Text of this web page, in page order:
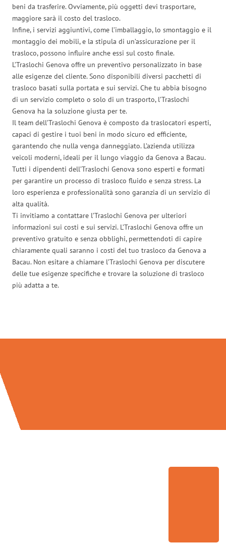
beni da trasferire. Ovviamente, più oggetti devi trasportare,
maggiore sarà il costo del trasloco.
Infine, i servizi aggiuntivi, come l’imballaggio, lo smontaggio e il
montaggio dei mobili, e la stipula di un’assicurazione per il
trasloco, possono influire anche essi sul costo finale.
L’Traslochi Genova offre un preventivo personalizzato in base
alle esigenze del cliente. Sono disponibili diversi pacchetti di
trasloco basati sulla portata e sui servizi. Che tu abbia bisogno
di un servizio completo o solo di un trasporto, l’Traslochi
Genova ha la soluzione giusta per te.
Il team dell’Traslochi Genova è composto da traslocatori esperti,
capaci di gestire i tuoi beni in modo sicuro ed efficiente,
garantendo che nulla venga danneggiato. L’azienda utilizza
veicoli moderni, ideali per il lungo viaggio da Genova a Bacau.
Tutti i dipendenti dell’Traslochi Genova sono esperti e formati
per garantire un processo di trasloco fluido e senza stress. La
loro esperienza e professionalità sono garanzia di un servizio di
alta qualità.
Ti invitiamo a contattare l’Traslochi Genova per ulteriori
informazioni sui costi e sui servizi. L’Traslochi Genova offre un
preventivo gratuito e senza obblighi, permettendoti di capire
chiaramente quali saranno i costi del tuo trasloco da Genova a
Bacau. Non esitare a chiamare l’Traslochi Genova per discutere
delle tue esigenze specifiche e trovare la soluzione di trasloco
più adatta a te.